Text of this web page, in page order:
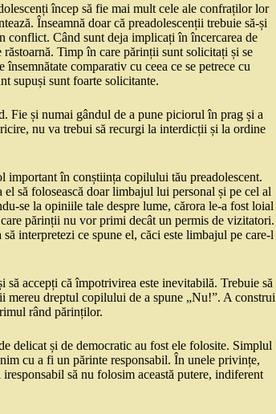
încep să fie mai mult cele ale confraților lor
Înseamnă doar că preadolescenții trebuie să-și
conflict. Când sunt deja implicați în încercarea de
Timp în care părinții sunt solicitați și se
comparativ cu ceea ce se petrece cu
supuși sunt foarte solicitante.
Fie și numai gândul de a pune piciorul în prag și a
nu va trebui să recurgi la interdicții și la ordine
în conștiința copilului tău preadolescent.
să folosească doar limbajul lui personal și pe cel al
se la opiniile tale despre lume, cărora le-a fost loial
părinții nu vor primi decât un permis de vizitatori.
interpretezi ce spune el, căci este limbajul pe care-l
accepți că împotrivirea este inevitabilă. Trebuie să
mereu dreptul copilului de a spune „Nu!”. A construi
rând părinților.
delicat și de democratic au fost ele folosite. Simplul
cu a fi un părinte responsabil. În unele privințe,
să nu folosim această putere, indiferent